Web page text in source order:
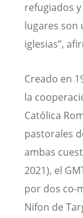
refugiados
lugares son
iglesias”,
Creado en
la
Católica
pastorales
ambas
2021), el
por dos co-
Nifon de